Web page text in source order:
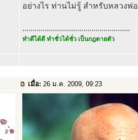
อย่างไร ท่านไม่รู้ สำหรับหลวงพ่
.....................................................
ทำดีได้ดี ทำชั่วได้ชั่ว เป็นกฎตายตัว
เมื่อ: 26 ม.ค. 2009, 09:23